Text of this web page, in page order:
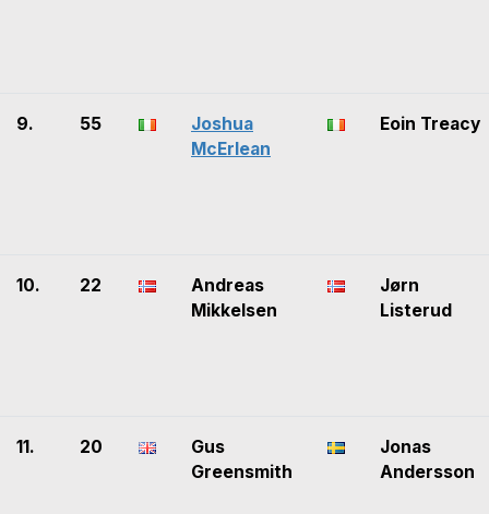
9. 55
Joshua
McErlean
Eoin Treacy
10. 22
Andreas
Mikkelsen
Jørn
Listerud
11. 20
Gus
Greensmith
Jonas
Andersson